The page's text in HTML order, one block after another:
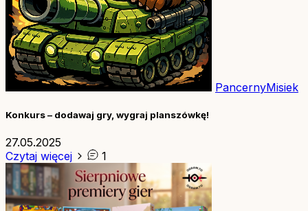
PancernyMisiek
Konkurs – dodawaj gry, wygraj planszówkę!
27.05.2025
Czytaj więcej
1